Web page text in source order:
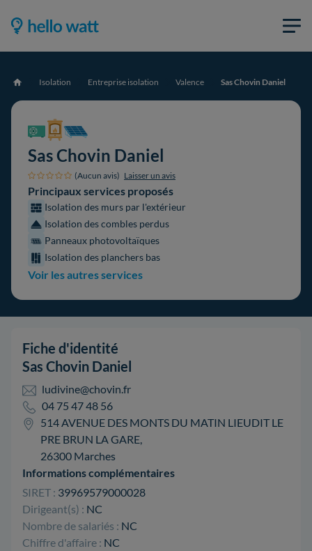
Accueil Isolation Entreprise isolation Valence Sas Chovin Daniel
Sas Chovin Daniel
(Aucun avis) Laisser un avis
Principaux services proposés
Isolation des murs par l'extérieur
Isolation des combles perdus
Panneaux photovoltaïques
Isolation des planchers bas
Voir les autres services
Fiche d'identité
Sas Chovin Daniel
ludivine@chovin.fr
04 75 47 48 56
514 AVENUE DES MONTS DU MATIN LIEUDIT LE
PRE BRUN LA GARE,
26300 Marches
Informations complémentaires
SIRET : 39969579000028
Dirigeant(s) : NC
Nombre de salariés : NC
Chiffre d'affaire : NC